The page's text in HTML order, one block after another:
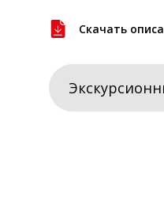
Скачать